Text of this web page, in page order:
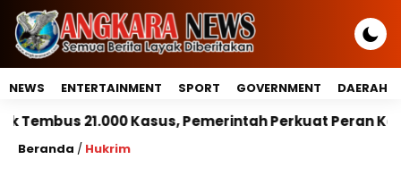
NEWS ENTERTAINMENT SPORT GOVERNMENT DAERAH
Kasus, Pemerintah Perkuat Peran Kepala Daerah
Beranda / Hukrim